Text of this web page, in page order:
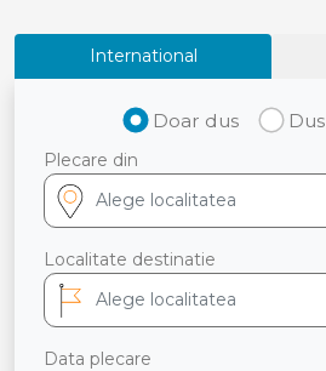
International
Doar dus
Plecare din
Localitate destinatie
Data plecare